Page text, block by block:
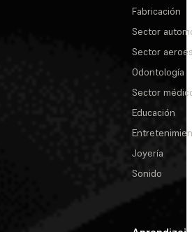
Fabricación
Sector
Sector
Odontología
Sector
Educación
Joyería
Sonido